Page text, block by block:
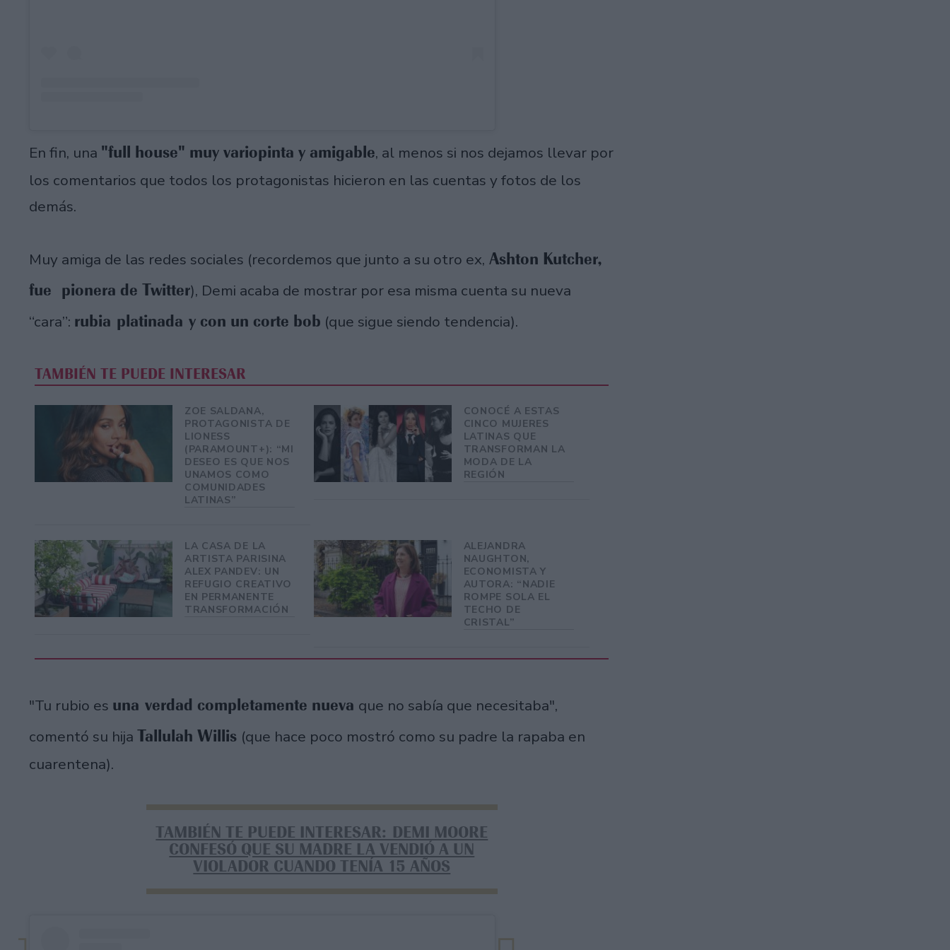
En fin, una "full house" muy variopinta y amigable, al menos si nos dejamos llevar por
los comentarios que todos los protagonistas hicieron en las cuentas y fotos de los
demás.
Muy amiga de las redes sociales (recordemos que junto a su otro ex, Ashton Kutcher,
fue pionera de Twitter), Demi acaba de mostrar por esa misma cuenta su nueva
“cara”: rubia platinada y con un corte bob (que sigue siendo tendencia).
TAMBIÉN TE PUEDE INTERESAR
ZOE SALDANA,
PROTAGONISTA DE
LIONESS
(PARAMOUNT+): “MI
DESEO ES QUE NOS
UNAMOS COMO
COMUNIDADES
LATINAS”
CONOCÉ A ESTAS
CINCO MUJERES
LATINAS QUE
TRANSFORMAN LA
MODA DE LA
REGIÓN
LA CASA DE LA
ARTISTA PARISINA
ALEX PANDEV: UN
REFUGIO CREATIVO
EN PERMANENTE
TRANSFORMACIÓN
ALEJANDRA
NAUGHTON,
ECONOMISTA Y
AUTORA: “NADIE
ROMPE SOLA EL
TECHO DE
CRISTAL”
"Tu rubio es una verdad completamente nueva que no sabía que necesitaba",
comentó su hija Tallulah Willis (que hace poco mostró como su padre la rapaba en
cuarentena).
TAMBIÉN TE PUEDE INTERESAR: DEMI MOORE
CONFESÓ QUE SU MADRE LA VENDIÓ A UN
VIOLADOR CUANDO TENÍA 15 AÑOS